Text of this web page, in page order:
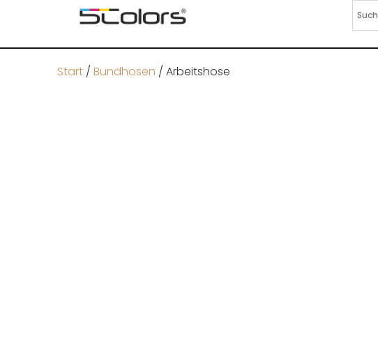
Start / Bundhosen / Arbeitshose